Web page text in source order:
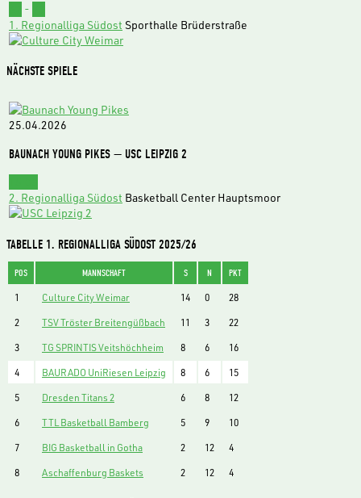
-
1. Regionalliga Südost Sporthalle Brüderstraße
NÄCHSTE SPIELE
25.04.2026
BAUNACH YOUNG PIKES — USC LEIPZIG 2
2. Regionalliga Südost Basketball Center Hauptsmoor
TABELLE 1. REGIONALLIGA SÜDOST 2025/26
POS MANNSCHAFT S N PKT
1 Culture City Weimar 14 0
28
2
TSV Tröster Breitengüßbach 11 3
22
3
TG SPRINTIS Veitshöchheim 8 6
16
4
BAURADO UniRiesen Leipzig 8 6
15
5
Dresden Titans 2 6 8
12
6
TTL Basketball Bamberg 5 9
10
7
BIG Basketball in Gotha 2 12
4
8
Aschaffenburg Baskets 2 12 4